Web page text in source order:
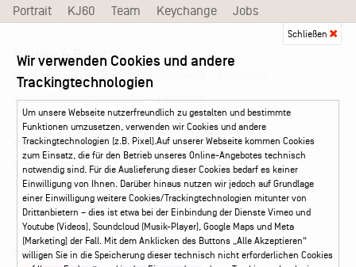
Portrait KJ60 Team Keychange Jobs
Medien & Branche
Booking Presse
Pressematerial – Festivals
Akkreditierungsformular – Festivals
Service
Kontakt Leichte Sprache
FAQ / Hilfe
Ticketshop Hamburg
Gutscheine
Callback-Service
Ticketservice 040 - 413 22 60
Social Media
Schließen
Wir verwenden Cookies und andere
Trackingtechnologien
Um unsere Webseite nutzerfreundlich zu gestalten und bestimmte
Funktionen umzusetzen, verwenden wir Cookies und andere
Trackingtechnologien (z.B. Pixel).Auf unserer Webseite kommen Cookies
zum Einsatz, die für den Betrieb unseres Online-Angebotes technisch
notwendig sind. Für die Auslieferung dieser Cookies bedarf es keiner
Einwilligung von Ihnen. Darüber hinaus nutzen wir jedoch auf Grundlage
einer Einwilligung weitere Cookies/Trackingtechnologien mitunter von
Drittanbietern – dies ist etwa bei der Einbindung der Dienste Vimeo und
Youtube (Videos), Soundcloud (Musik-Player), Google Maps und Meta
(Marketing) der Fall. Mit dem Anklicken des Buttons „Alle Akzeptieren“
willigen Sie in die Speicherung dieser technisch nicht erforderlichen Cookies